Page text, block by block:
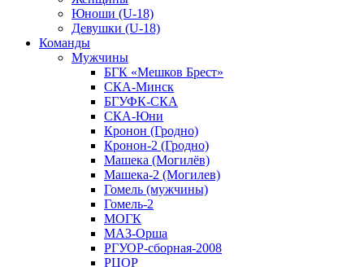
Юноши (U-18)
Девушки (U-18)
Команды
Мужчины
БГК «Мешков Брест»
СКА-Минск
БГУФК-СКА
СКА-Юни
Кронон (Гродно)
Кронон-2 (Гродно)
Машека (Могилёв)
Машека-2 (Могилев)
Гомель (мужчины)
Гомель-2
МОГК
МАЗ-Орша
РГУОР-сборная-2008
РЦОР